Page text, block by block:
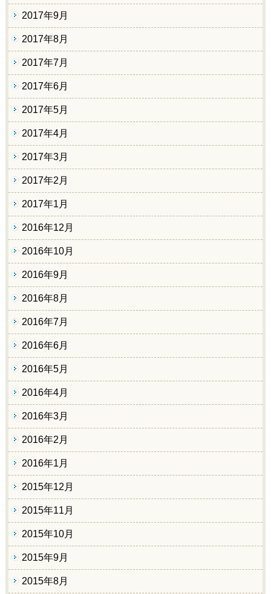
2017年9月
2017年8月
2017年7月
2017年6月
2017年5月
2017年4月
2017年3月
2017年2月
2017年1月
2016年12月
2016年10月
2016年9月
2016年8月
2016年7月
2016年6月
2016年5月
2016年4月
2016年3月
2016年2月
2016年1月
2015年12月
2015年11月
2015年10月
2015年9月
2015年8月